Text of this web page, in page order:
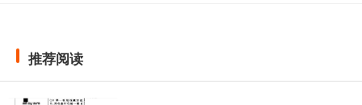
推荐阅读